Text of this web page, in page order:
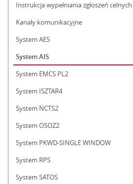
Instrukcja wypełniania zgłoszeń celnych
Kanały komunikacyjne
System AES
System AIS
System EMCS PL2
System ISZTAR4
System NCTS2
System OSOZ2
System PKWD-SINGLE WINDOW
System RPS
System SATOS